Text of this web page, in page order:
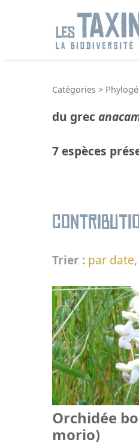
Catégories >
du grec
7 espèces
Trier : par date,
Orchidée
morio)